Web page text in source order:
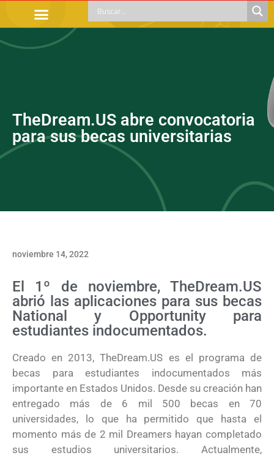
TheDream.US abre convocatoria
para sus becas universitarias
noviembre 14, 2022
El 1º de noviembre, TheDream.US
abrió las aplicaciones para sus becas
National y Opportunity para
estudiantes indocumentados.
Creado en 2013, TheDream.US es el programa de
becas para estudiantes indocumentados más
importante en Estados Unidos. Desde su creación han
entregado más de 6 mil 500 becas en 70
universidades, lo que ha permitido que hasta el
momento más de 2 mil Dreamers hayan completado
sus estudios universitarios. Actualmente,